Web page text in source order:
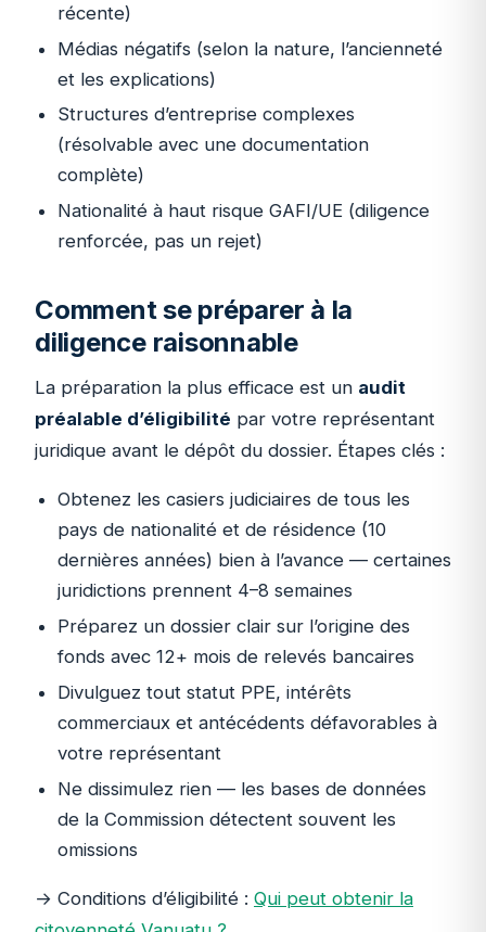
récente)
Médias négatifs (selon la nature, l’ancienneté
et les explications)
Structures d’entreprise complexes
(résolvable avec une documentation
complète)
Nationalité à haut risque GAFI/UE (diligence
renforcée, pas un rejet)
Comment se préparer à la
diligence raisonnable
La préparation la plus efficace est un audit
préalable d’éligibilité par votre représentant
juridique avant le dépôt du dossier. Étapes clés :
Obtenez les casiers judiciaires de tous les
pays de nationalité et de résidence (10
dernières années) bien à l’avance — certaines
juridictions prennent 4–8 semaines
Préparez un dossier clair sur l’origine des
fonds avec 12+ mois de relevés bancaires
Divulguez tout statut PPE, intérêts
commerciaux et antécédents défavorables à
votre représentant
Ne dissimulez rien — les bases de données
de la Commission détectent souvent les
omissions
→ Conditions d’éligibilité : Qui peut obtenir la